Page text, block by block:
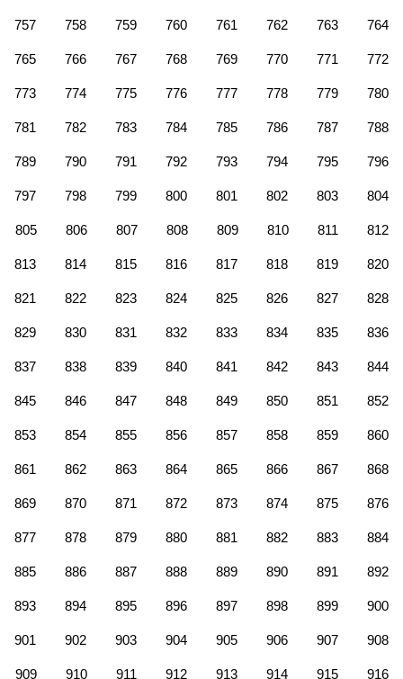
757 758 759 760 761 762 763 764
765 766 767 768 769 770 771 772
773 774 775 776 777 778 779 780
781 782 783 784 785 786 787 788
789 790 791 792 793 794 795 796
797 798 799 800 801 802 803 804
805 806 807 808 809 810 811 812
813 814 815 816 817 818 819 820
821 822 823 824 825 826 827 828
829 830 831 832 833 834 835 836
837 838 839 840 841 842 843 844
845 846 847 848 849 850 851 852
853 854 855 856 857 858 859 860
861 862 863 864 865 866 867 868
869 870 871 872 873 874 875 876
877 878 879 880 881 882 883 884
885 886 887 888 889 890 891 892
893 894 895 896 897 898 899 900
901 902 903 904 905 906 907 908
909 910 911 912 913 914 915 916